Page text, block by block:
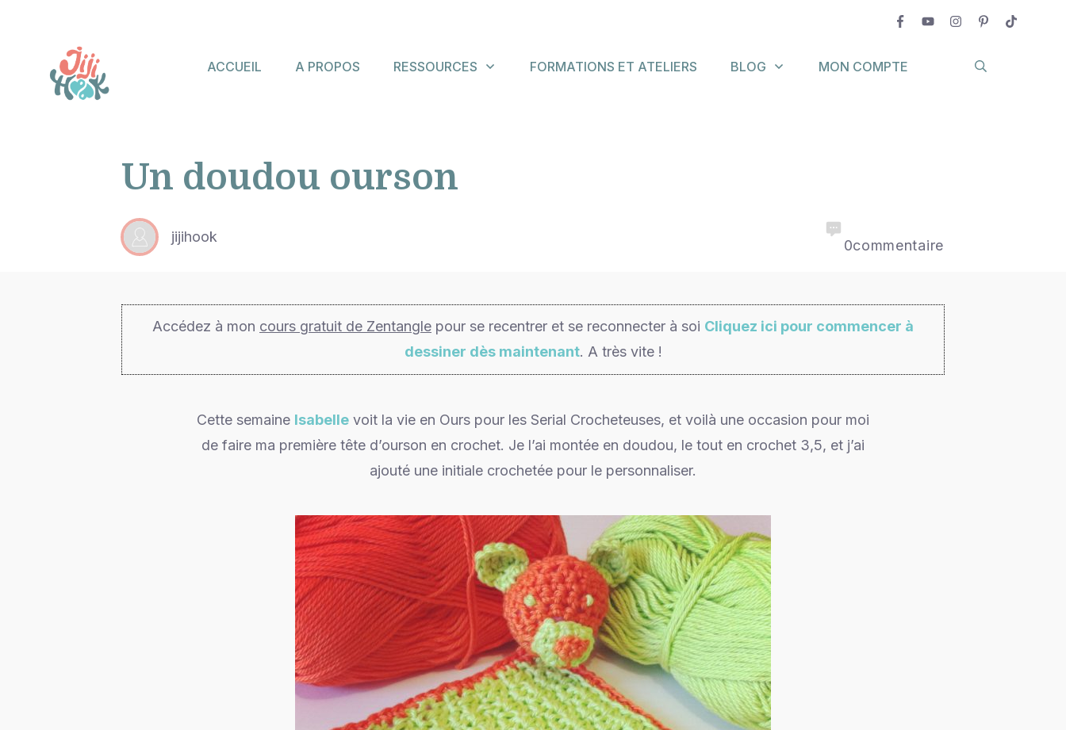
ACCUEIL A PROPOS RESSOURCES FORMATIONS ET ATELIERS BLOG MON COMPTE
Un doudou ourson
jijihook
0commentaire
Accédez à mon cours gratuit de Zentangle pour se recentrer et se reconnecter à soi Cliquez ici pour commencer à
dessiner dès maintenant. A très vite !
Cette semaine Isabelle voit la vie en Ours pour les Serial Crocheteuses, et voilà une occasion pour moi
de faire ma première tête d’ourson en crochet. Je l’ai montée en doudou, le tout en crochet 3,5, et j’ai
ajouté une initiale crochetée pour le personnaliser.